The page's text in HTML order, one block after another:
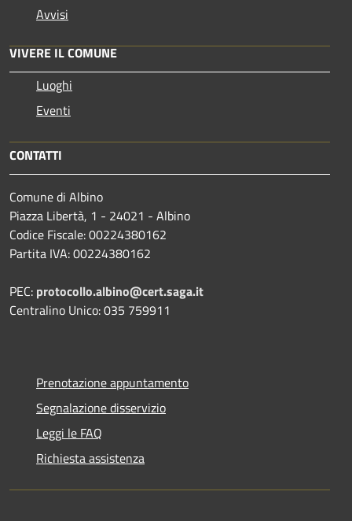
Avvisi
VIVERE IL COMUNE
Luoghi
Eventi
CONTATTI
Comune di Albino
Piazza Libertà, 1 - 24021 - Albino
Codice Fiscale: 00224380162
Partita IVA: 00224380162
PEC: protocollo.albino@cert.saga.it
Centralino Unico: 035 759911
Prenotazione appuntamento
Segnalazione disservizio
Leggi le FAQ
Richiesta assistenza